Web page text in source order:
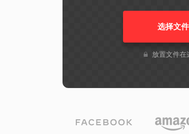
选择文件
放置文件在